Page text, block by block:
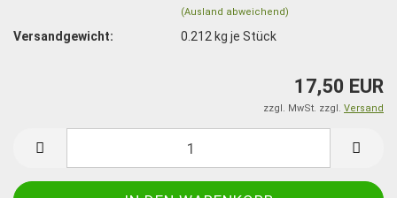
(Ausland abweichend)
Versandgewicht: 0.212 kg je Stück
17,50 EUR
zzgl. MwSt. zzgl. Versand